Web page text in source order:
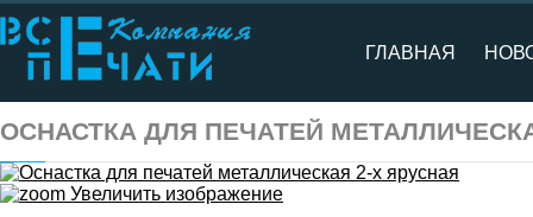
ГЛАВНАЯ
ОСНАСТКА ДЛЯ ПЕЧАТЕЙ
Увеличить изображение